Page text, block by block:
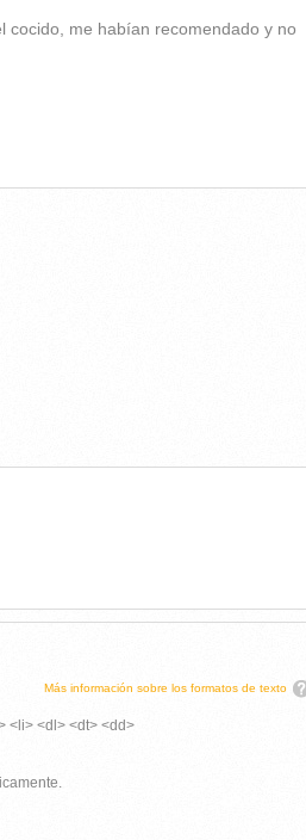
cocido, me habían recomendado y no
Más información sobre los formatos de texto
<li> <dl> <dt> <dd>